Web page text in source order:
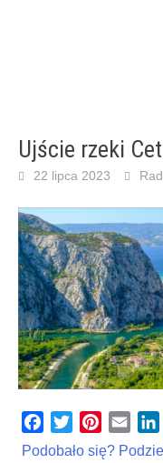
Ujście rzeki
22 lipca 2023
Facebook
TwitterPinterest
Email
Podobało się?